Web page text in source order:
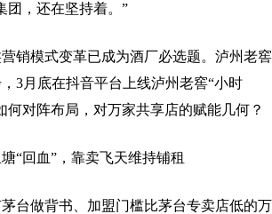
团，还在坚持着。”
销模式变革已成为酒厂必选题。泸州老窖
3月底在抖音平台上线泸州老窖“小时
何对阵布局，对万家共享店的赋能几何？
“回血”，靠卖飞天维持铺租
台做背书、加盟门槛比茅台专卖店低的万